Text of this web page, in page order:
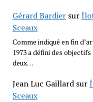
Gérard Bardiersur
Sceaux
Comme indiqué en fin
1973 a défini des
deux…
Jean Luc Gaillardsur
Sceaux